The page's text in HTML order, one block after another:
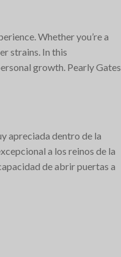
Whether you’re a
strains. In this
growth. Pearly Gates
apreciada dentro de la
a los reinos de la
de abrir puertas a